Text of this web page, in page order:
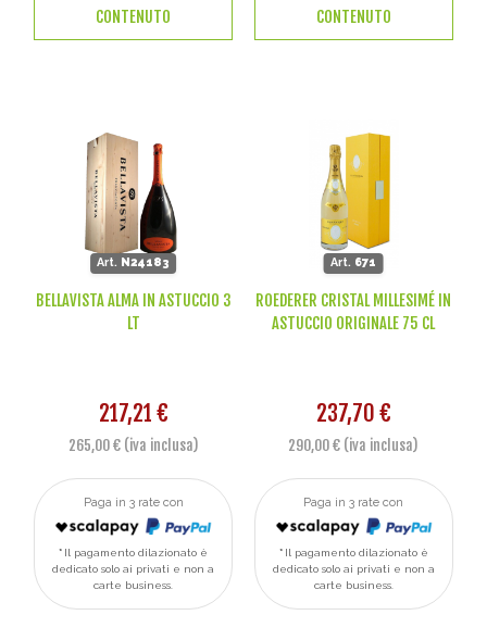
CONTENUTO CONTENUTO
Art. N24183
BELLAVISTA ALMA IN ASTUCCIO 3
LT
217,21 €
265,00 € (iva inclusa)
Paga in 3 rate con
Il pagamento dilazionato è
dedicato solo ai privati e non a
carte business.
Art. 671
ROEDERER CRISTAL MILLESIMÉ IN
ASTUCCIO ORIGINALE 75 CL
237,70 €
290,00 € (iva inclusa)
Paga in 3 rate con
Il pagamento dilazionato è
dedicato solo ai privati e non a
carte business.